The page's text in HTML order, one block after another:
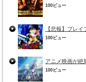
100ビュー
【悲報】ブレ
100ビュー
アニメ映画が絶
100ビュー